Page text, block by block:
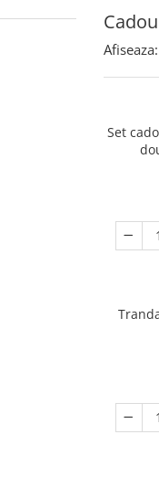
Afiseaza:
Set